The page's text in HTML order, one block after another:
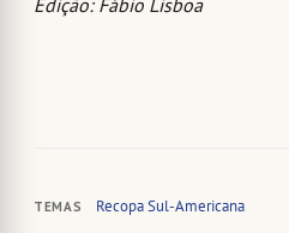
Edição: Fábio Lisboa
TEMAS Recopa Sul-Americana